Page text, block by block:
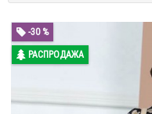
-30 %
РАСПРОДАЖА